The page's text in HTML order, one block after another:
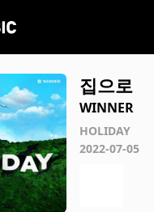
집으로
WINNER
HOLIDAY
2022-07-05